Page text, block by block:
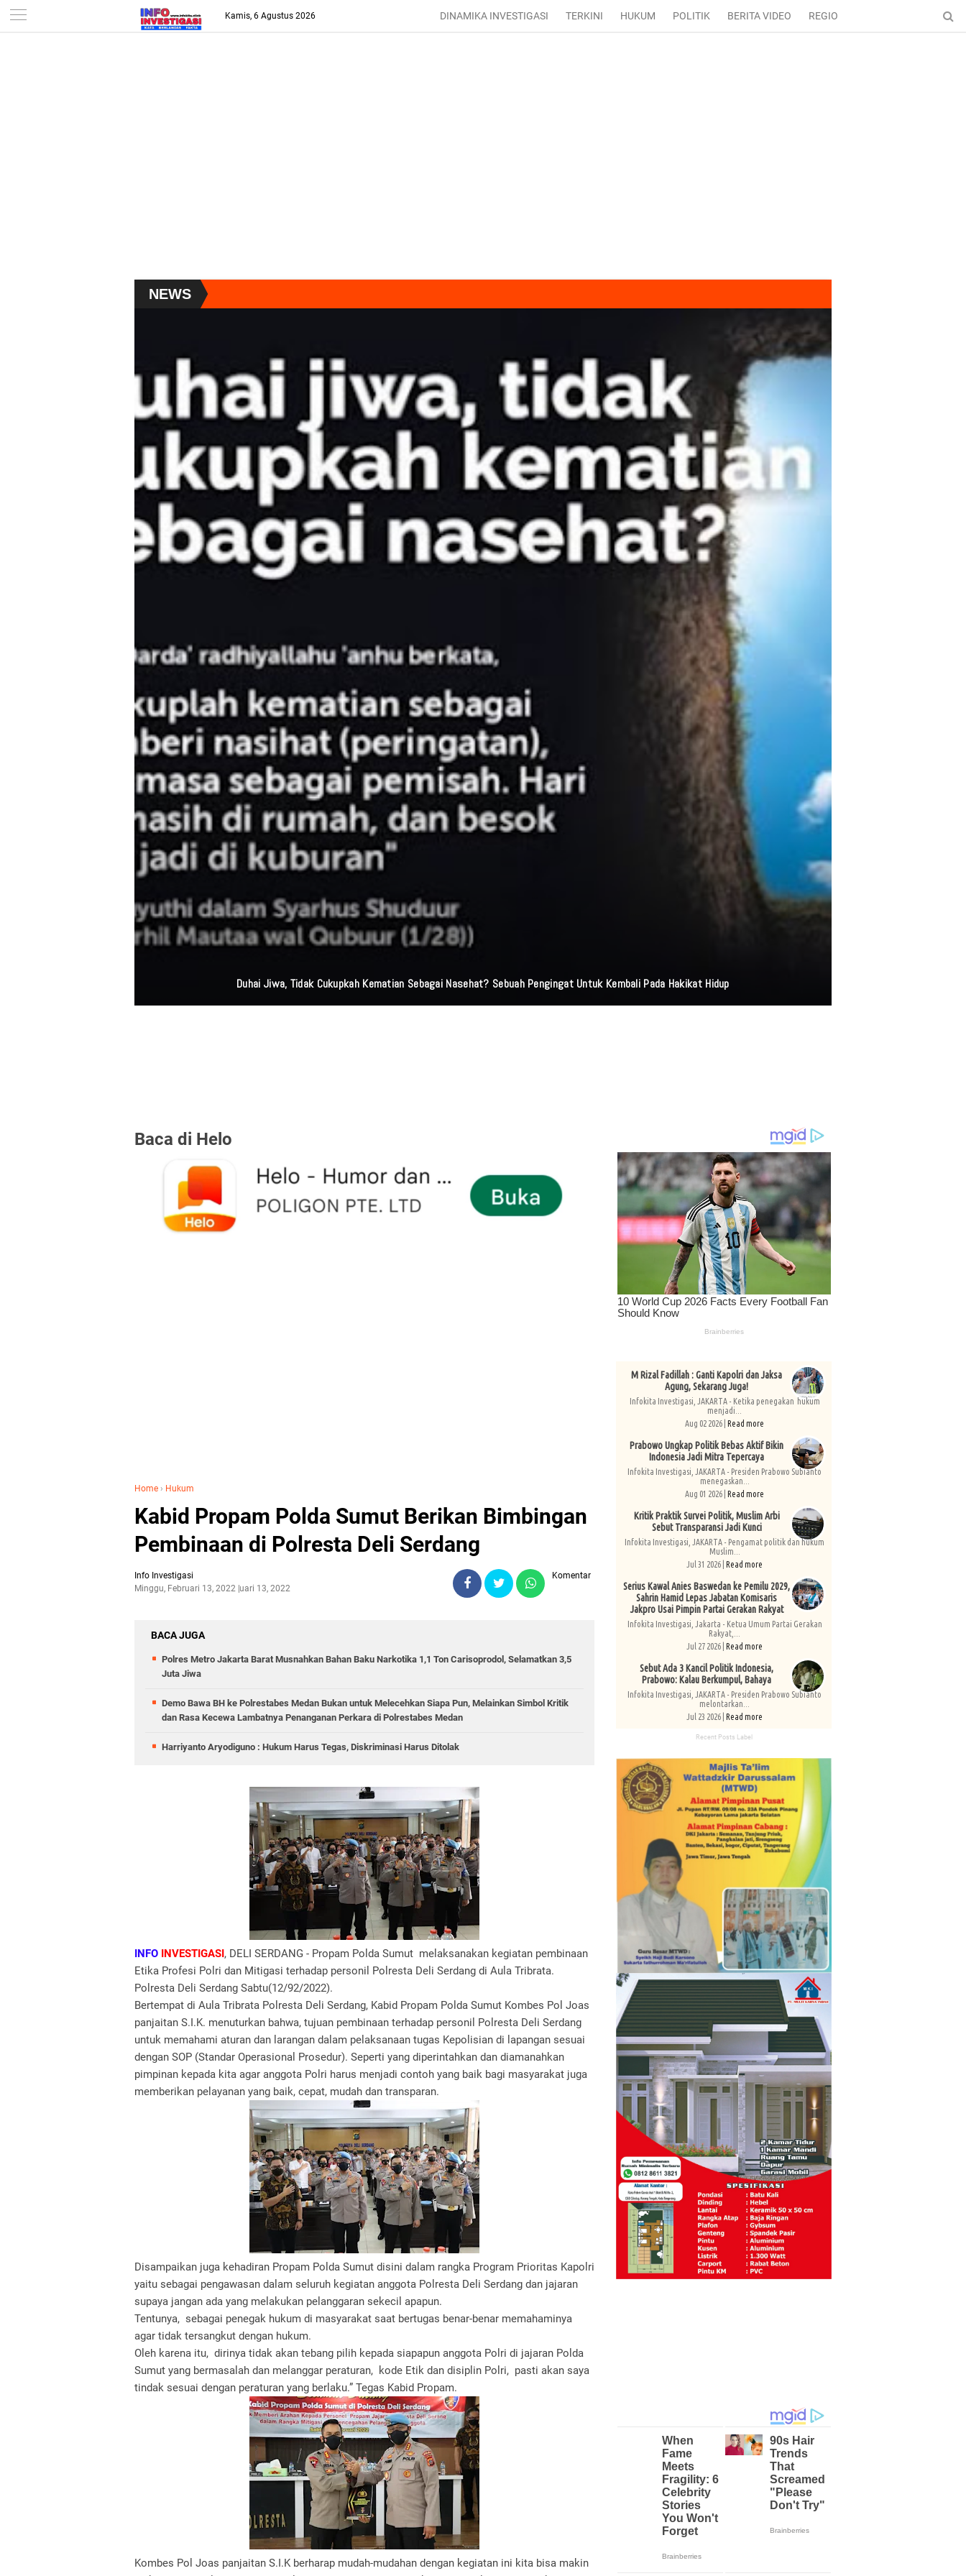
-->
Kamis, 6 Agustus 2026 DINAMIKA INVESTIGASI TERKINI HUKUM POLITIK BERITA VIDEO REGIONAL ENTERTAINMENT
NEWS
Duhai Jiwa, Tidak Cukupkah Kematian Sebagai Nasehat? Sebuah Pengingat Untuk Kembali Pada Hakikat Hidup
Baca di Helo
Home › Hukum
Kabid Propam Polda Sumut Berikan Bimbingan
Pembinaan di Polresta Deli Serdang
Info Investigasi
Minggu, Februari 13, 2022Februari 13, 2022
Komentar
BACA JUGA
Polres Metro Jakarta Barat Musnahkan Bahan Baku Narkotika 1,1 Ton Carisoprodol, Selamatkan 3,5
Juta Jiwa
Demo Bawa BH ke Polrestabes Medan Bukan untuk Melecehkan Siapa Pun, Melainkan Simbol Kritik
dan Rasa Kecewa Lambatnya Penanganan Perkara di Polrestabes Medan
Harriyanto Aryodiguno : Hukum Harus Tegas, Diskriminasi Harus Ditolak
INFO INVESTIGASI, DELI SERDANG - Propam Polda Sumut melaksanakan kegiatan pembinaan
Etika Profesi Polri dan Mitigasi terhadap personil Polresta Deli Serdang di Aula Tribrata.
Polresta Deli Serdang Sabtu(12/92/2022).
Bertempat di Aula Tribrata Polresta Deli Serdang, Kabid Propam Polda Sumut Kombes Pol Joas
panjaitan S.I.K. menuturkan bahwa, tujuan pembinaan terhadap personil Polresta Deli Serdang
untuk memahami aturan dan larangan dalam pelaksanaan tugas Kepolisian di lapangan sesuai
dengan SOP (Standar Operasional Prosedur). Seperti yang diperintahkan dan diamanahkan
pimpinan kepada kita agar anggota Polri harus menjadi contoh yang baik bagi masyarakat juga
memberikan pelayanan yang baik, cepat, mudah dan transparan.
Disampaikan juga kehadiran Propam Polda Sumut disini dalam rangka Program Prioritas Kapolri
yaitu sebagai pengawasan dalam seluruh kegiatan anggota Polresta Deli Serdang dan jajaran
supaya jangan ada yang melakukan pelanggaran sekecil apapun.
Tentunya, sebagai penegak hukum di masyarakat saat bertugas benar-benar memahaminya
agar tidak tersangkut dengan hukum.
Oleh karena itu, dirinya tidak akan tebang pilih kepada siapapun anggota Polri di jajaran Polda
Sumut yang bermasalah dan melanggar peraturan, kode Etik dan disiplin Polri, pasti akan saya
tindak sesuai dengan peraturan yang berlaku.” Tegas Kabid Propam.
Kombes Pol Joas panjaitan S.I.K berharap mudah-mudahan dengan kegiatan ini kita bisa makin
M Rizal Fadillah : Ganti Kapolri dan Jaksa
Agung, Sekarang Juga!
Infokita Investigasi, JAKARTA - Ketika penegakan hukum
menjadi...
Aug 02 2026 | Read more
Prabowo Ungkap Politik Bebas Aktif Bikin
Indonesia Jadi Mitra Tepercaya
Infokita Investigasi, JAKARTA - Presiden Prabowo Subianto
menegaskan...
Aug 01 2026 | Read more
Kritik Praktik Survei Politik, Muslim Arbi
Sebut Transparansi Jadi Kunci
Infokita Investigasi, JAKARTA - Pengamat politik dan hukum
Muslim...
Jul 31 2026 | Read more
Serius Kawal Anies Baswedan ke Pemilu 2029,
Sahrin Hamid Lepas Jabatan Komisaris
Jakpro Usai Pimpin Partai Gerakan Rakyat
Infokita Investigasi, Jakarta - Ketua Umum Partai Gerakan
Rakyat,...
Jul 27 2026 | Read more
Sebut Ada 3 Kancil Politik Indonesia,
Prabowo: Kalau Berkumpul, Bahaya
Infokita Investigasi, JAKARTA - Presiden Prabowo Subianto
melontarkan...
Jul 23 2026 | Read more
Recent Posts Label